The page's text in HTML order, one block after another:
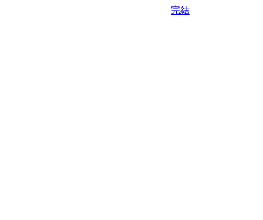
完結